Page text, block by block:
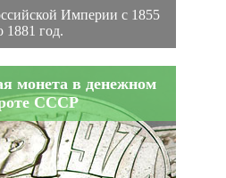
Империи с 1855
1881 год.
монета в денежном
СССР